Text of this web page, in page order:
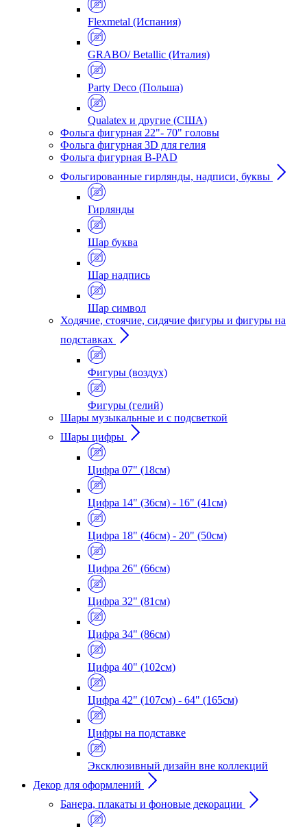
Flexmetal (Испания)
GRABO/ Betallic (Италия)
Party Deco (Польша)
Qualatex и другие (США)
Фольга фигурная 22"- 70" головы
Фольга фигурная 3D для гелия
Фольга фигурная B-PAD
Фольгированные гирлянды, надписи, буквы
Гирлянды
Шар буква
Шар надпись
Шар символ
Ходячие, стоячие, сидячие фигуры и фигуры на
подставках
Фигуры (воздух)
Фигуры (гелий)
Шары музыкальные и с подсветкой
Шары цифры
Цифра 07" (18см)
Цифра 14" (36см) - 16" (41см)
Цифра 18" (46см) - 20" (50см)
Цифра 26" (66см)
Цифра 32" (81см)
Цифра 34" (86см)
Цифра 40" (102см)
Цифра 42" (107см) - 64" (165см)
Цифры на подставке
Эксклюзивный дизайн вне коллекций
Декор для оформлений
Банера, плакаты и фоновые декорации